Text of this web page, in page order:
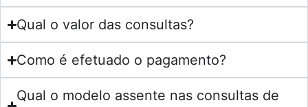
Qual o valor das consultas?
Como é efetuado o pagamento?
Qual o modelo assente nas consultas de